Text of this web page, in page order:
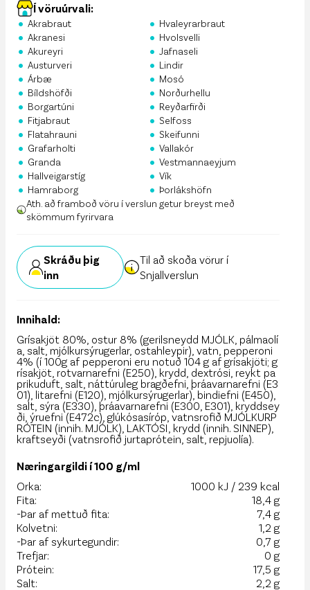
Í vöruúrvali:
• Akrabraut
• Akranesi
• Akureyri
• Austurveri
• Árbæ
• Bíldshöfði
• Borgartúni
• Fitjabraut
• Flatahrauni
• Grafarholti
• Granda
• Hallveigarstíg
• Hamraborg
• Hvaleyrarbraut
• Hvolsvelli
• Jafnaseli
• Lindir
• Mosó
• Norðurhellu
• Reyðarfirði
• Selfoss
• Skeifunni
• Vallakór
• Vestmannaeyjum
• Vík
• Þorlákshöfn
Ath. að framboð vöru í verslun getur breyst með
skömmum fyrirvara
Skráðu þig
inn
Til að skoða vörur í
Snjallverslun
Innihald:
Grísakjöt 80%, ostur 8% (gerilsneydd MJÓLK, pálmaolí
a, salt, mjólkursýrugerlar, ostahleypir), vatn, pepperoni
4% (í 100g af pepperoni eru notuð 104 g af grísakjöti; g
rísakjöt, rotvarnarefni (E250), krydd, dextrósi, reykt pa
prikuduft, salt, náttúruleg bragðefni, þráavarnarefni (E3
01), litarefni (E120), mjólkursýrugerlar), bindiefni (E450),
salt, sýra (E330), þráavarnarefni (E300, E301), kryddsey
ði, ýruefni (E472c), glúkósasíróp, vatnsrofið MJÓLKURP
RÓTEIN (innih. MJÓLK), LAKTÓSI, krydd (innih. SINNEP),
kraftseyði (vatnsrofið jurtaprótein, salt, repjuolía).
Næringargildi í 100 g/ml
Orka:
1000 kJ / 239 kcal
Fita:
18,4 g
-Þar af mettuð fita:
7,4 g
Kolvetni:
1,2 g
-Þar af sykurtegundir:
0,7 g
Trefjar:
0 g
Prótein:
17,5 g
Salt:
2,2 g